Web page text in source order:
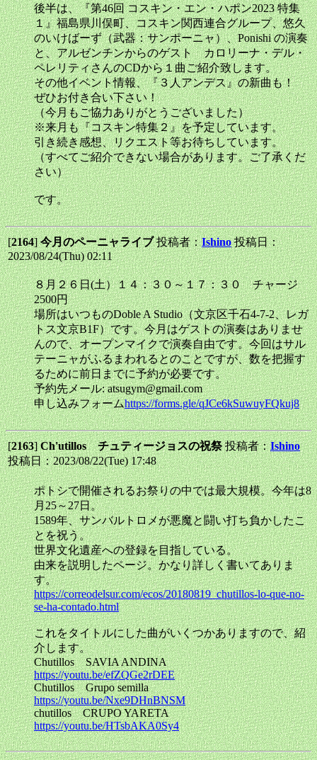
後半は、『第46回 コスキン・エン・ハポン2023 特集
１』福島県川俣町、コスキン関西連合グループ、悠久
のいけばーず（武器：サンポーニャ）、Ponishi の演奏
と、アルゼンチンからのゲスト カロリーナ・デル・
ペレリティさんのCDから１曲ご紹介致します。
その他イベント情報、『３人アンデス』の新曲も！
ぜひお付き合い下さい！
（今月もご協力ありがとうございました）
※来月も『コスキン特集２』を予定しています。
引き続き感想、リクエスト等お待ちしています。
（すべてご紹介できない場合があります。ご了承くだ
さい）
です。
[2164]今月のペーニャライブ投稿者：Ishino 投稿日：
2023/08/24(Thu) 02:11
８月２６日(土）１４：３０～１７：３０ チャージ
2500円
場所はいつものDoble A Studio（文京区千石4-7-2、レガ
トス文京B1F）です。今月はゲストの演奏はありませ
んので、オープンマイクで演奏自由です。今回はサル
テーニャがふるまわれるとのことですが、数を把握す
るために前日までに予約が必要です。
予約先メール: atsugym@gmail.com
申し込みフォームhttps://forms.gle/qJCe6kSuwuyFQkuj8
[2163]Ch'utillos チュティージョスの祝祭投稿者：Ishino
投稿日：2023/08/22(Tue) 17:48
ポトシで開催されるお祭りの中では最大規模。今年は8
月25～27日。
1589年、サンバルトロメが悪魔と闘い打ち負かしたこ
とを祝う。
世界文化遺産への登録を目指している。
由来を説明したページ。かなり詳しく書いてありま
す。
https://correodelsur.com/ecos/20180819_chutillos-lo-que-no-
se-ha-contado.html
これをタイトルにした曲がいくつかありますので、紹
介します。
Chutillos SAVIA ANDINA
https://youtu.be/efZQGe2rDEE
Chutillos Grupo semilla
https://youtu.be/Nxe9DHnBNSM
chutillos CRUPO YARETA
https://youtu.be/HTsbAKA0Sy4